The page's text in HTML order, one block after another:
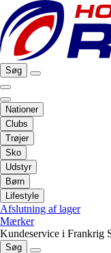
Søg
Nationer
Clubs
Trøjer
Sko
Udstyr
Børn
Lifestyle
Afslutning af lager
Mærker
Kundeservice i Frankrig
Søg